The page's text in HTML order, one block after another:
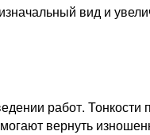
вид и
работ.
вернуть